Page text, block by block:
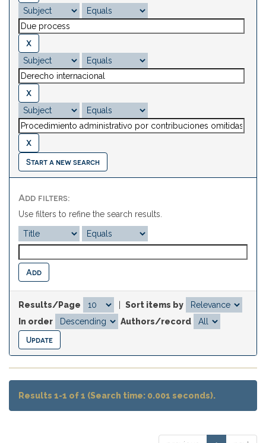
Start a new search
Add filters:
Use filters to refine the search results.
Results/Page
Sort items by
In order
Authors/record
Results 1-1 of 1 (Search time: 0.001 seconds).